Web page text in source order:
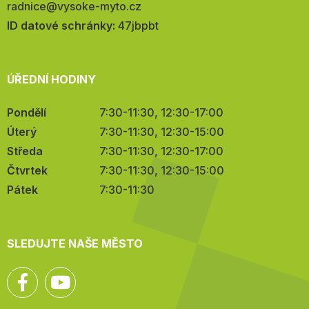
E-
mail:
radnice@vysoke-myto.cz
ID datové schránky: 47jbpbt
ÚŘEDNÍ HODINY
Pondělí
7:30-11:30, 12:30-17:00
Úterý
7:30-11:30, 12:30-15:00
Středa
7:30-11:30, 12:30-17:00
Čtvrtek
7:30-11:30, 12:30-15:00
Pátek
7:30-11:30
SLEDUJTE NAŠE MĚSTO
Facebook